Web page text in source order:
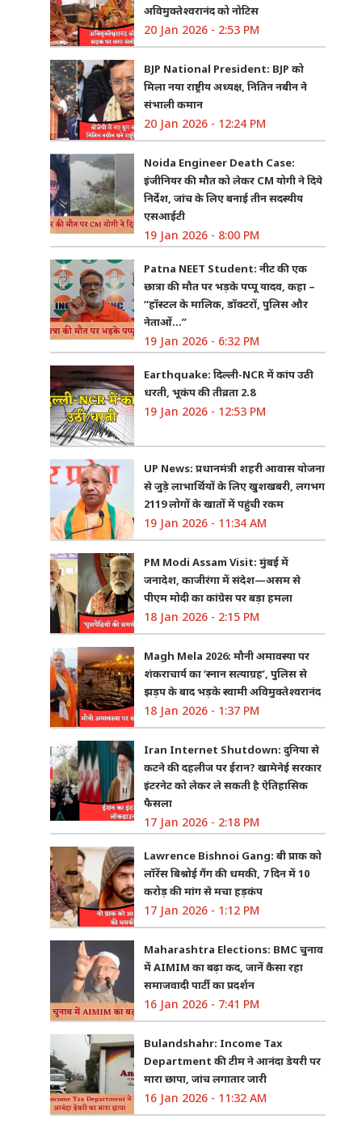
अविमुक्तेश्वरानंद को नोटिस
20 Jan 2026 - 2:53 PM
BJP National President: BJP को
मिला नया राष्ट्रीय अध्यक्ष, नितिन नबीन ने
संभाली कमान
20 Jan 2026 - 12:24 PM
Noida Engineer Death Case:
इंजीनियर की मौत को लेकर CM योगी ने दिये
निर्देश, जांच के लिए बनाई तीन सदस्यीय
एसआईटी
19 Jan 2026 - 8:00 PM
Patna NEET Student: नीट की एक
छात्रा की मौत पर भड़के पप्पू यादव, कहा –
“हॉस्टल के मालिक, डॉक्टरों, पुलिस और
नेताओं…”
19 Jan 2026 - 6:32 PM
Earthquake: दिल्ली-NCR में कांप उठी
धरती, भूकंप की तीव्रता 2.8
19 Jan 2026 - 12:53 PM
UP News: प्रधानमंत्री शहरी आवास योजना
से जुड़े लाभार्थियों के लिए खुशखबरी, लगभग
2119 लोगों के खातों में पहुंची रकम
19 Jan 2026 - 11:34 AM
PM Modi Assam Visit: मुंबई में
जनादेश, काजीरंगा में संदेश—असम से
पीएम मोदी का कांग्रेस पर बड़ा हमला
18 Jan 2026 - 2:15 PM
Magh Mela 2026: मौनी अमावस्या पर
शंकराचार्य का ‘स्नान सत्याग्रह’, पुलिस से
झड़प के बाद भड़के स्वामी अविमुक्तेश्वरानंद
18 Jan 2026 - 1:37 PM
Iran Internet Shutdown: दुनिया से
कटने की दहलीज पर ईरान? खामेनेई सरकार
इंटरनेट को लेकर ले सकती है ऐतिहासिक
फैसला
17 Jan 2026 - 2:18 PM
Lawrence Bishnoi Gang: बी प्राक को
लॉरेंस बिश्नोई गैंग की धमकी, 7 दिन में 10
करोड़ की मांग से मचा हड़कंप
17 Jan 2026 - 1:12 PM
Maharashtra Elections: BMC चुनाव
में AIMIM का बढ़ा कद, जानें कैसा रहा
समाजवादी पार्टी का प्रदर्शन
16 Jan 2026 - 7:41 PM
Bulandshahr: Income Tax
Department की टीम ने आनंदा डेयरी पर
मारा छापा, जांच लगातार जारी
16 Jan 2026 - 11:32 AM